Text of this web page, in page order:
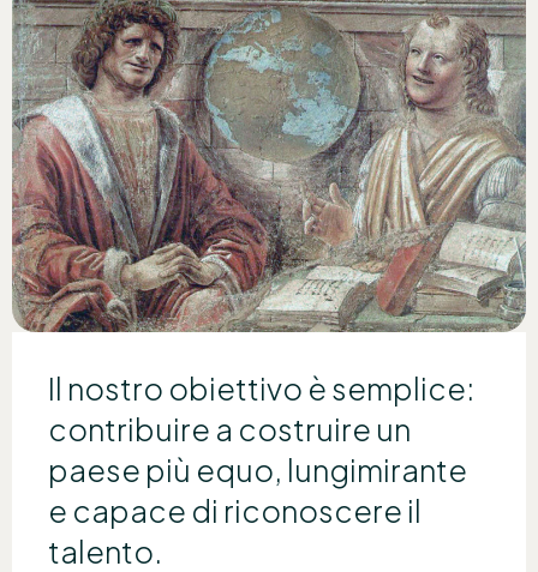
Il nostro obiettivo è semplice:
contribuire a costruire un
paese più equo, lungimirante
e capace di riconoscere il
talento.